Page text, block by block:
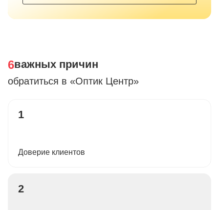
6важных причин
обратиться в «Оптик Центр»
1
Доверие клиентов
2